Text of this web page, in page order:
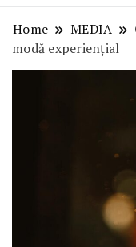
Home MEDIA
modă experiențial